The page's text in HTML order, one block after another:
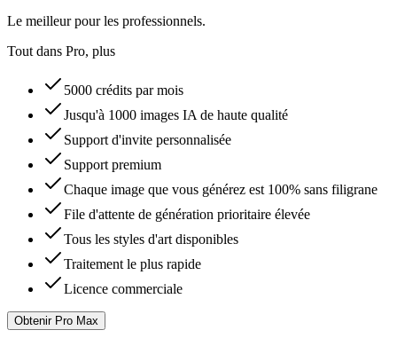
Le meilleur pour les professionnels.
Tout dans Pro, plus
5000 crédits par mois
Jusqu'à 1000 images IA de haute qualité
Support d'invite personnalisée
Support premium
Chaque image que vous générez est 100% sans filigrane
File d'attente de génération prioritaire élevée
Tous les styles d'art disponibles
Traitement le plus rapide
Licence commerciale
Obtenir Pro Max